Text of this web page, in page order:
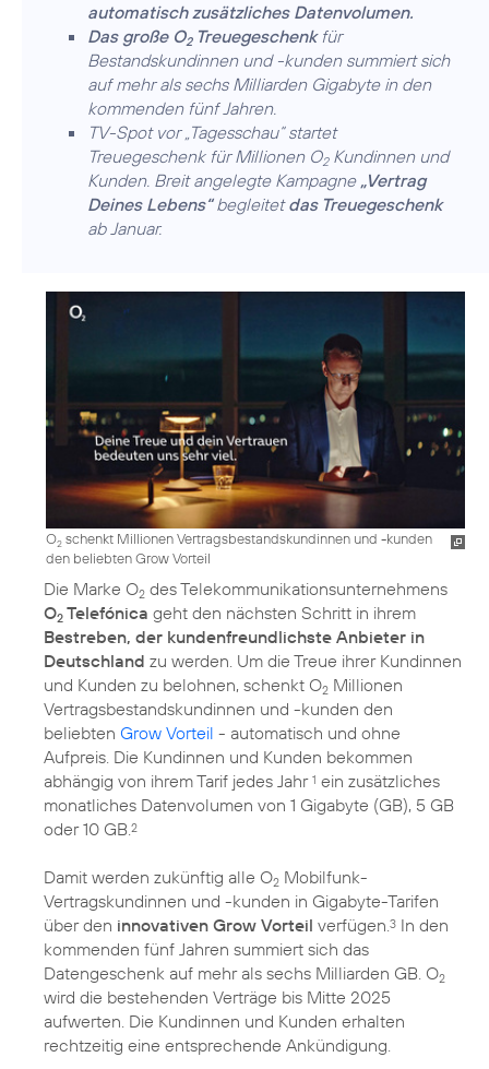
automatisch zusätzliches Datenvolumen.
Das große O2Treuegeschenkfür
Bestandskundinnen und -kunden summiert sich
auf mehr als sechs Milliarden Gigabyte in den
kommenden fünf Jahren.
TV-Spot vor „Tagesschau“ startet
Treuegeschenk für Millionen O2Kundinnen und
Kunden. Breit angelegte Kampagne „Vertrag
Deines Lebens“begleitetdas Treuegeschenk
ab Januar.
O2 schenkt Millionen Vertragsbestandskundinnen und -kunden
den beliebten Grow Vorteil
Die Marke O2 des Telekommunikationsunternehmens
O2 Telefónica geht den nächsten Schritt in ihrem
Bestreben, der kundenfreundlichste Anbieter in
Deutschland zu werden. Um die Treue ihrer Kundinnen
und Kunden zu belohnen, schenkt O2 Millionen
Vertragsbestandskundinnen und -kunden den
beliebten Grow Vorteil - automatisch und ohne
Aufpreis. Die Kundinnen und Kunden bekommen
abhängig von ihrem Tarif jedes Jahr 1 ein zusätzliches
monatliches Datenvolumen von 1 Gigabyte (GB), 5 GB
oder 10 GB. 2
Damit werden zukünftig alle O2 Mobilfunk-
Vertragskundinnen und -kunden in Gigabyte-Tarifen
über den innovativen Grow Vorteil verfügen. 3 In den
kommenden fünf Jahren summiert sich das
Datengeschenk auf mehr als sechs Milliarden GB. O2
wird die bestehenden Verträge bis Mitte 2025
aufwerten. Die Kundinnen und Kunden erhalten
rechtzeitig eine entsprechende Ankündigung.